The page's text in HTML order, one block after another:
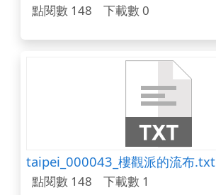
點閱數 148 下載數 0
taipei_000043_樓觀派的流布.txt
點閱數 148 下載數 1